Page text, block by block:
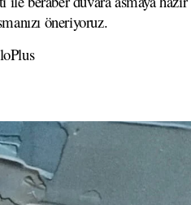
öneriyoruz.